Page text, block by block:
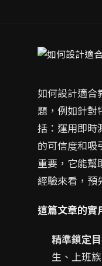
如何設計適合
題，例如針對
括：運用即時
的可信度和吸
重要，它能幫
經驗來看，預
這篇文章的實
精準鎖定
生、上班